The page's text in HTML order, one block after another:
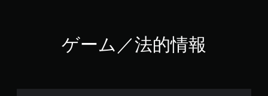
ン
を
押
ゲーム／法的情報